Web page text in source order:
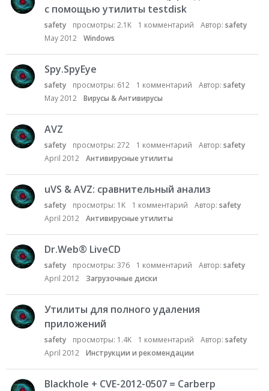
с помощью утилиты testdisk
safety просмотры: 2.1K 1 комментарий Автор: safety
May 2012
Windows
Spy.SpyEye
safety просмотры: 612 1 комментарий Автор: safety
May 2012
Вирусы & Антивирусы
AVZ
safety просмотры: 272 1 комментарий Автор: safety
April 2012
Антивирусные утилиты
uVS & AVZ: сравнительный анализ
safety просмотры: 1K 1 комментарий Автор: safety
April 2012
Антивирусные утилиты
Dr.Web® LiveCD
safety просмотры: 376 1 комментарий Автор: safety
April 2012
Загрузочные диски
Утилиты для полного удаления
приложений
safety просмотры: 1.4K 1 комментарий Автор: safety
April 2012
Инструкции и рекомендации
Blackhole + CVE-2012-0507 = Carberp